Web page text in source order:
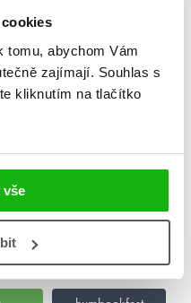
tomu, abychom Vám
zajímají. Souhlas s
kliknutím na tlačítko
vše